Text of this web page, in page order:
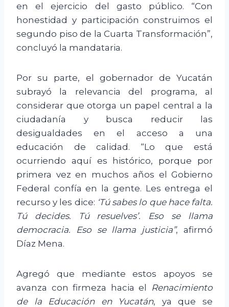
en el ejercicio del gasto público. “Con
honestidad y participación construimos el
segundo piso de la Cuarta Transformación”,
concluyó la mandataria.
Por su parte, el gobernador de Yucatán
subrayó la relevancia del programa, al
considerar que otorga un papel central a la
ciudadanía y busca reducir las
desigualdades en el acceso a una
educación de calidad. “Lo que está
ocurriendo aquí es histórico, porque por
primera vez en muchos años el Gobierno
Federal confía en la gente. Les entrega el
recurso y les dice: ‘Tú sabes lo que hace falta.
Tú decides. Tú resuelves’. Eso se llama
democracia. Eso se llama justicia”, afirmó
Díaz Mena.
Agregó que mediante estos apoyos se
avanza con firmeza hacia el Renacimiento
de la Educación en Yucatán, ya que se